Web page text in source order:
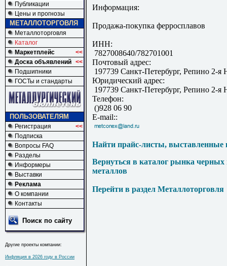
Публикации
Цены и прогнозы
МЕТАЛЛОТОРГОВЛЯ
Металлоторговля
Каталог
Маркетплейс
<<
Доска объявлений <<
Подшипники
ГОСТы и стандарты
ПОЛЬЗОВАТЕЛЯМ
Регистрация
<<
Подписка
Вопросы FAQ
Разделы
Информеры
Выставки
Реклама
О компании
Контакты
Поиск по сайту
Другие проекты компании:
Инфляция в 2026 году в России
Информация:
Продажа-покупка ферросплавов
ИНН:
7827008640/782701001
Почтовый адрес:
197739 Санкт-Петербург, Репино 2-я
Юридический адрес:
197739 Санкт-Петербург, Репино 2-я
Телефон:
()928 06 90
E-mail::
Найти прайс-листы, выставленные
Вернуться в каталог рынка
металлов
Перейти в раздел Металлоторговля